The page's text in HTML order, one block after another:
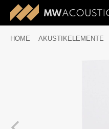
HOME AKUSTIKELEMENTE